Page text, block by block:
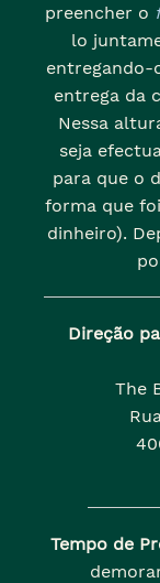
preencher o
lo
entregando-
entrega da
Nessa
seja
para que o
forma que
dinheiro).
Direção
The
Tempo de